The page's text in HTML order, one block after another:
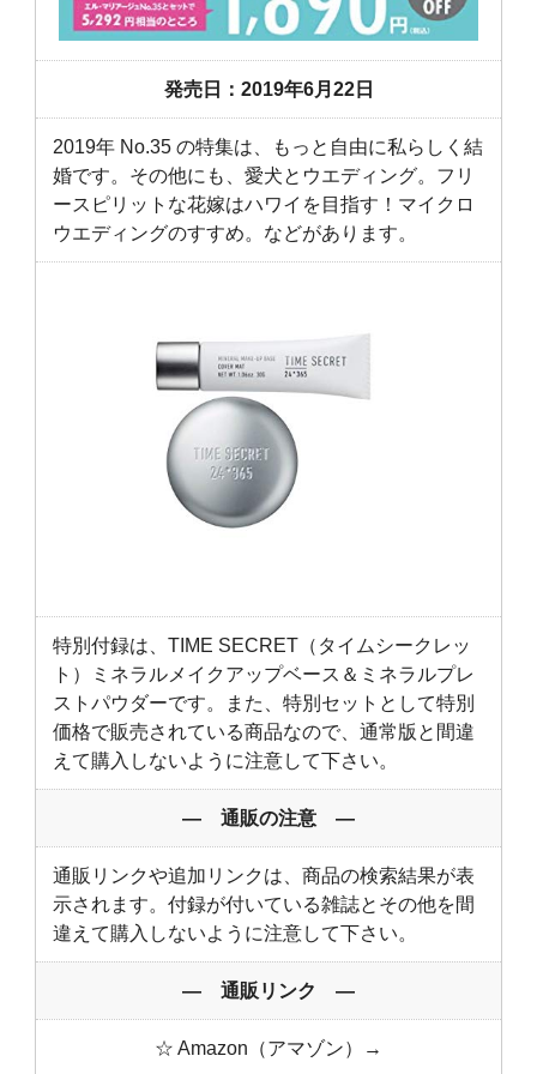
発売日：2019年6月22日
2019年 No.35 の特集は、もっと自由に私らしく結
婚です。その他にも、愛犬とウエディング。フリ
ースピリットな花嫁はハワイを目指す！マイクロ
ウエディングのすすめ。などがあります。
特別付録は、TIME SECRET（タイムシークレッ
ト）ミネラルメイクアップベース＆ミネラルプレ
ストパウダーです。また、特別セットとして特別
価格で販売されている商品なので、通常版と間違
えて購入しないように注意して下さい。
― 通販の注意 ―
通販リンクや追加リンクは、商品の検索結果が表
示されます。付録が付いている雑誌とその他を間
違えて購入しないように注意して下さい。
― 通販リンク ―
☆ Amazon（アマゾン）→